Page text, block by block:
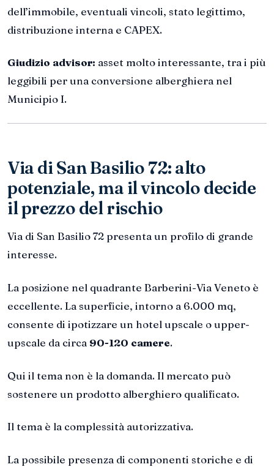
dell’immobile, eventuali vincoli, stato legittimo,
distribuzione interna e CAPEX.
Giudizio advisor: asset molto interessante, tra i più
leggibili per una conversione alberghiera nel
Municipio I.
Via di San Basilio 72: alto
potenziale, ma il vincolo decide
il prezzo del rischio
Via di San Basilio 72 presenta un profilo di grande
interesse.
La posizione nel quadrante Barberini-Via Veneto è
eccellente. La superficie, intorno a 6.000 mq,
consente di ipotizzare un hotel upscale o upper-
upscale da circa 90-120 camere.
Qui il tema non è la domanda. Il mercato può
sostenere un prodotto alberghiero qualificato.
Il tema è la complessità autorizzativa.
La possibile presenza di componenti storiche e di